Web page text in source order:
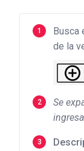
Busca
de la
Se